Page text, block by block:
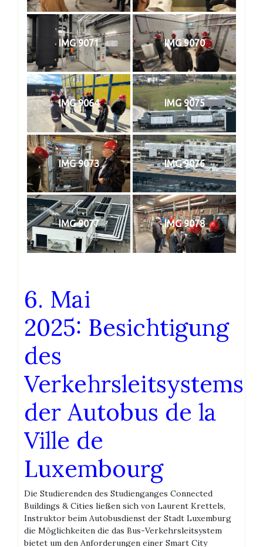
IMG 9071 IMG 9070
IMG 9064 IMG 9075
IMG 9073 IMG 9076
IMG 9077 IMG 9078
6. Mai
2025: Besichtigung
des
Verkehrsleitsystems
der Autobus de la
Ville de
Luxembourg
Die Studierenden des Studienganges Connected
Buildings & Cities ließen sich von Laurent Krettels,
Instruktor beim Autobusdienst der Stadt Luxemburg
die Möglichkeiten die das Bus-Verkehrsleitsystem
bietet um den Anforderungen einer Smart City